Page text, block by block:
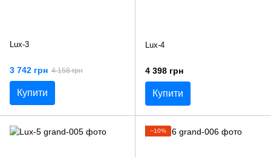
Lux-3
3 742 грн 4 158 грн
Купити
Lux-4
4 398 грн
Купити
−10%